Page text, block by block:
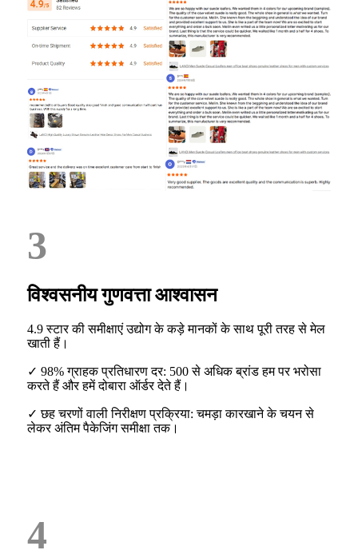
3
विश्वसनीय गुणवत्ता आश्वासन
4.9 स्टार की समीक्षाएं उद्योग के कड़े मानकों के साथ पूरी तरह से मेल
खाती हैं।
✓ 98% ग्राहक प्रतिधारण दर: 500 से अधिक ब्रांड हम पर भरोसा
करते हैं और हमें दोबारा ऑर्डर देते हैं।
✓ छह चरणों वाली निरीक्षण प्रक्रिया: चमड़ा कारखाने के चयन से
लेकर अंतिम पैकेजिंग समीक्षा तक।
4